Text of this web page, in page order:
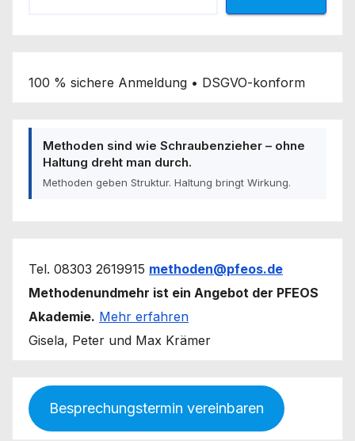
100 % sichere Anmeldung • DSGVO-konform
Methoden sind wie Schraubenzieher – ohne
Haltung dreht man durch.
Methoden geben Struktur. Haltung bringt Wirkung.
Tel. 08303 2619915 methoden@pfeos.de
Methodenundmehr ist ein Angebot der PFEOS
Akademie. Mehr erfahren
Gisela, Peter und Max Krämer
Besprechungstermin vereinbaren